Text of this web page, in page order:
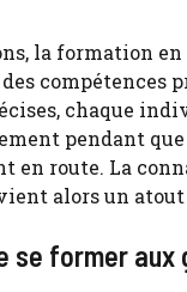
la formation en
compétences
chaque
pendant que
en route. La
alors un
se former aux